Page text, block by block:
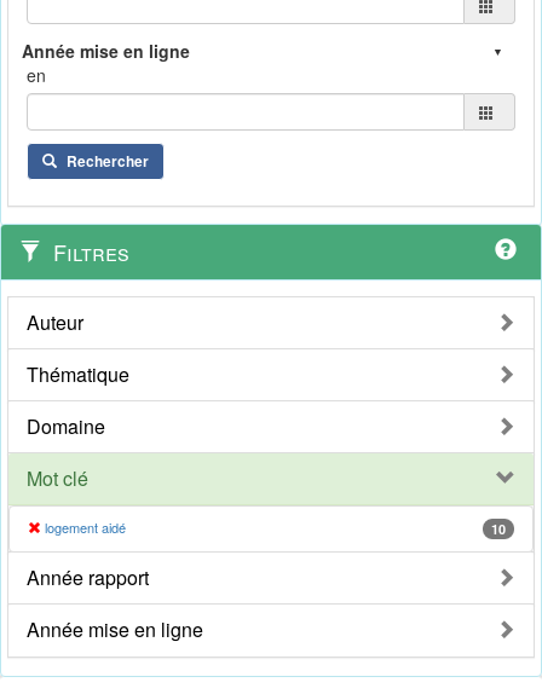
en
Rechercher
Filtres
Auteur
Thématique
Domaine
Mot clé
logement aidé 10
Année rapport
Année mise en ligne